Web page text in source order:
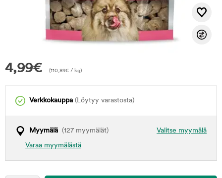
4,99€ (110,89€ / kg)
Verkkokauppa (Löytyy varastosta)
Valitse myymälä
Myymälä (127 myymälät)
Varaa myymälästä